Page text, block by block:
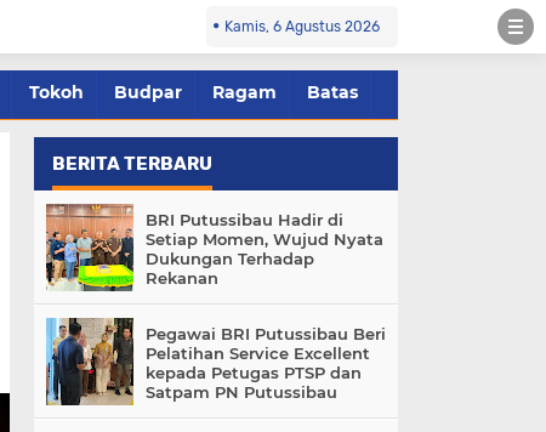
Kamis, 6 Agustus 2026
Tokoh Budpar Ragam Batas
BERITA TERBARU
BRI Putussibau Hadir di
Setiap Momen, Wujud Nyata
Dukungan Terhadap
Rekanan
Pegawai BRI Putussibau Beri
Pelatihan Service Excellent
kepada Petugas PTSP dan
Satpam PN Putussibau